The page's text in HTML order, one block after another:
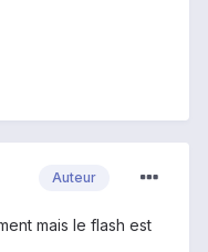
Auteur
mais le flash est